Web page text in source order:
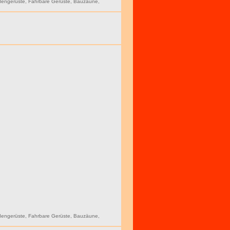
,Fahrbare Gerüste ,Bauzäune
,Fahrbare Gerüste ,Bauzäune